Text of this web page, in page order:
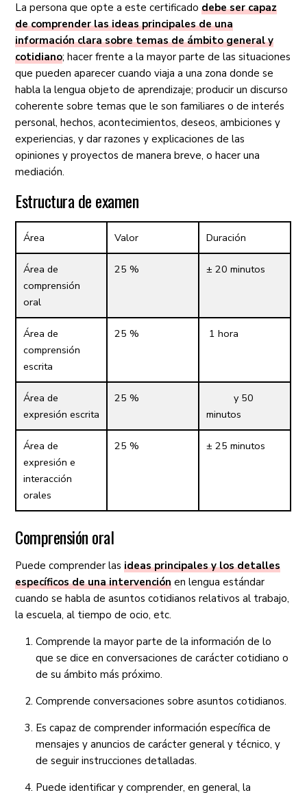
La persona que opte a este certificadodebe ser capaz
de comprender las ideas principales de una
información clara sobre temas de ámbito general y
cotidiano; hacer frente a la mayor parte de las situaciones
que pueden aparecer cuando viaja a una zona donde se
habla la lengua objeto de aprendizaje; producir un discurso
coherente sobre temas que le son familiares o de interés
personal, hechos, acontecimientos, deseos, ambiciones y
experiencias, y dar razones y explicaciones de las
opiniones y proyectos de manera breve, o hacer una
mediación.
Estructura de examen
Área Valor Duración
Área de
comprensión
oral
25 % ± 20 minutos
Área de
comprensión
escrita
25 % 1 hora
Área de
expresión escrita
25 %
y 50
minutos
Área de
expresión e
interacción
orales
25 % ± 25 minutos
Comprensión oral
Puede comprender lasideas principales y los detalles
específicos de una intervención en lengua estándar
cuando se habla de asuntos cotidianos relativos al trabajo,
la escuela, al tiempo de ocio, etc.
Comprende la mayor parte de la información de lo
que se dice en conversaciones de carácter cotidiano o
de su ámbito más próximo.
Comprende conversaciones sobre asuntos cotidianos.
Es capaz de comprender información específica de
mensajes y anuncios de carácter general y técnico, y
de seguir instrucciones detalladas.
Puede identificar y comprender, en general, la